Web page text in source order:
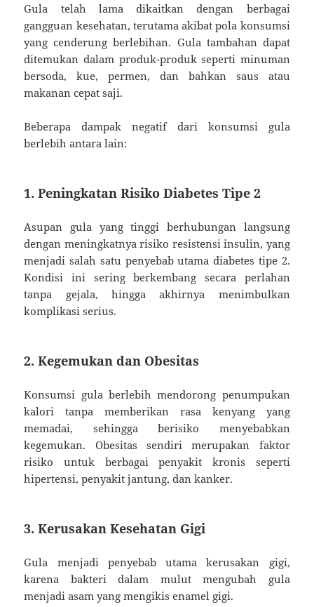
Gula telah lama dikaitkan dengan berbagai
gangguan kesehatan, terutama akibat pola konsumsi
yang cenderung berlebihan. Gula tambahan dapat
ditemukan dalam produk-produk seperti minuman
bersoda, kue, permen, dan bahkan saus atau
makanan cepat saji.
Beberapa dampak negatif dari konsumsi gula
berlebih antara lain:
1. Peningkatan Risiko Diabetes Tipe 2
Asupan gula yang tinggi berhubungan langsung
dengan meningkatnya risiko resistensi insulin, yang
menjadi salah satu penyebab utama diabetes tipe 2.
Kondisi ini sering berkembang secara perlahan
tanpa gejala, hingga akhirnya menimbulkan
komplikasi serius.
2. Kegemukan dan Obesitas
Konsumsi gula berlebih mendorong penumpukan
kalori tanpa memberikan rasa kenyang yang
memadai, sehingga berisiko menyebabkan
kegemukan. Obesitas sendiri merupakan faktor
risiko untuk berbagai penyakit kronis seperti
hipertensi, penyakit jantung, dan kanker.
3. Kerusakan Kesehatan Gigi
Gula menjadi penyebab utama kerusakan gigi,
karena bakteri dalam mulut mengubah gula
menjadi asam yang mengikis enamel gigi.